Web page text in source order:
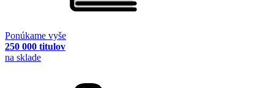
Ponúkame vyše
250 000 titulov
na sklade